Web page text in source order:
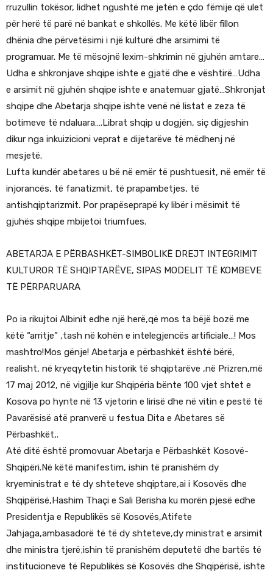
rruzullin tokësor, lidhet ngushtë me jetën e çdo fëmije që ulet
për herë të parë në bankat e shkollës. Me këtë libër fillon
dhënia dhe përvetësimi i një kulturë dhe arsimimi të
programuar. Me të mësojnë lexim-shkrimin në gjuhën amtare…
Udha e shkronjave shqipe ishte e gjatë dhe e vështirë…Udha
e arsimit në gjuhën shqipe ishte e anatemuar gjatë…Shkronjat
shqipe dhe Abetarja shqipe ishte venë në listat e zeza të
botimeve të ndaluara….Librat shqip u dogjën, siç digjeshin
dikur nga inkuizicioni veprat e dijetarëve të mëdhenj në
mesjetë.
Lufta kundër abetares u bë në emër të pushtuesit, në emër të
injorancës, të fanatizmit, të prapambetjes, të
antishqiptarizmit. Por prapëseprapë ky libër i mësimit të
gjuhës shqipe mbijetoi triumfues.
ABETARJA E PËRBASHKËT-SIMBOLIKË DREJT INTEGRIMIT
KULTUROR TË SHQIPTARËVE, SIPAS MODELIT TË KOMBEVE
TË PËRPARUARA
Po ia rikujtoi Albinit edhe një herë,që mos ta bëjë bozë me
këtë “arritje” ,tash në kohën e intelegjencës artificiale…! Mos
mashtro!Mos gënje! Abetarja e përbashkët është bërë,
realisht, në kryeqytetin historik të shqiptarëve ,në Prizren,më
17 maj 2012, në vigjilje kur Shqipëria bënte 100 vjet shtet e
Kosova po hynte në 13 vjetorin e lirisë dhe në vitin e pestë të
Pavarësisë atë pranverë u festua Dita e Abetares së
Përbashkët,.
Atë ditë është promovuar Abetarja e Përbashkët Kosovë-
Shqipëri.Në këtë manifestim, ishin të pranishëm dy
kryeministrat e të dy shteteve shqiptare,ai i Kosovës dhe
Shqipërisë,Hashim Thaçi e Sali Berisha ku morën pjesë edhe
Presidentja e Republikës së Kosovës,Atifete
Jahjaga,ambasadorë të të dy shteteve,dy ministrat e arsimit
dhe ministra tjerë;ishin të pranishëm deputetë dhe bartës të
institucioneve të Republikës së Kosovës dhe Shqipërisë, ishte